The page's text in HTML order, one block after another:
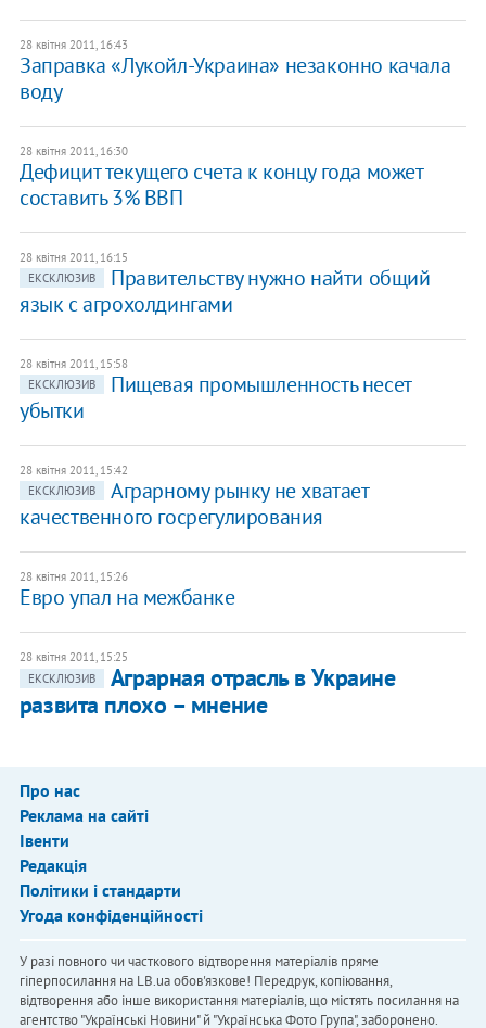
28 квітня 2011, 16:43
Заправка «Лукойл-Украина» незаконно качала
воду
28 квітня 2011, 16:30
​Дефицит текущего счета к концу года может
составить 3% ВВП
28 квітня 2011, 16:15
ЕКСКЛЮЗИВ
​Правительству нужно найти общий
язык с агрохолдингами
28 квітня 2011, 15:58
ЕКСКЛЮЗИВ
​Пищевая промышленность несет
убытки
28 квітня 2011, 15:42
ЕКСКЛЮЗИВ
​Аграрному рынку не хватает
качественного госрегулирования
28 квітня 2011, 15:26
Евро упал на межбанке
28 квітня 2011, 15:25
ЕКСКЛЮЗИВ
​Аграрная отрасль в Украине
развита плохо – мнение
Про нас
Реклама на сайті
Івенти
Редакція
Політики і стандарти
Угода конфіденційності
У разі повного чи часткового відтворення матеріалів пряме
гіперпосилання на LB.ua обов'язкове! Передрук, копіювання,
відтворення або інше використання матеріалів, що містять посилання на
агентство "Українськi Новини" й "Українська Фото Група", заборонено.